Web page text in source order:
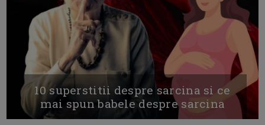
10 superstitii despre sarcina si ce
mai spun babele despre sarcina